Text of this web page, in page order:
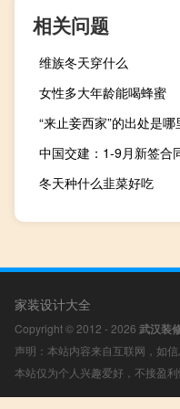
相关问题
维族冬天穿什么
女性多大年龄能喝蜂蜜
“来止妾西家”的出处是哪
中国交建：1-9月新签合
冬天种什么韭菜好吃
家装设计大全
Copyright © 2012 - 2026 武汉装
声明：本站内容来自互联网，如
本站仅为个人兴趣爱好，不接盈